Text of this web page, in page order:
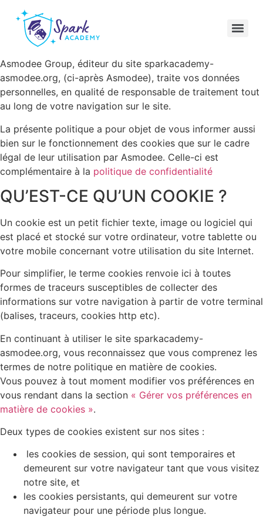
Asmodee Group, éditeur du site sparkacademy-
asmodee.org, (ci-après Asmodee), traite vos données
personnelles, en qualité de responsable de traitement tout
au long de votre navigation sur le site.
La présente politique a pour objet de vous informer aussi
bien sur le fonctionnement des cookies que sur le cadre
légal de leur utilisation par Asmodee. Celle-ci est
complémentaire à la politique de confidentialité
QU’EST-CE QU’UN COOKIE ?
Un cookie est un petit fichier texte, image ou logiciel qui
est placé et stocké sur votre ordinateur, votre tablette ou
votre mobile concernant votre utilisation du site Internet.
Pour simplifier, le terme cookies renvoie ici à toutes
formes de traceurs susceptibles de collecter des
informations sur votre navigation à partir de votre terminal
(balises, traceurs, cookies http etc).
En continuant à utiliser le site sparkacademy-
asmodee.org, vous reconnaissez que vous comprenez les
termes de notre politique en matière de cookies.
Vous pouvez à tout moment modifier vos préférences en
vous rendant dans la section « Gérer vos préférences en
matière de cookies ».
Deux types de cookies existent sur nos sites :
les cookies de session, qui sont temporaires et
demeurent sur votre navigateur tant que vous visitez
notre site, et
les cookies persistants, qui demeurent sur votre
navigateur pour une période plus longue.